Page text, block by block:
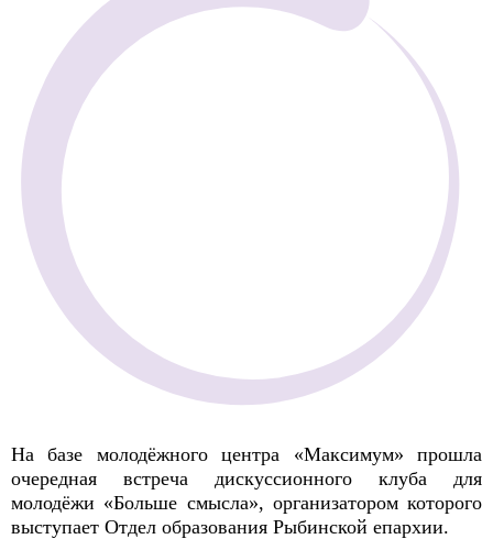
На базе молодёжного центра «Максимум» прошла
очередная встреча дискуссионного клуба для
молодёжи «Больше смысла», организатором которого
выступает Отдел образования Рыбинской епархии.